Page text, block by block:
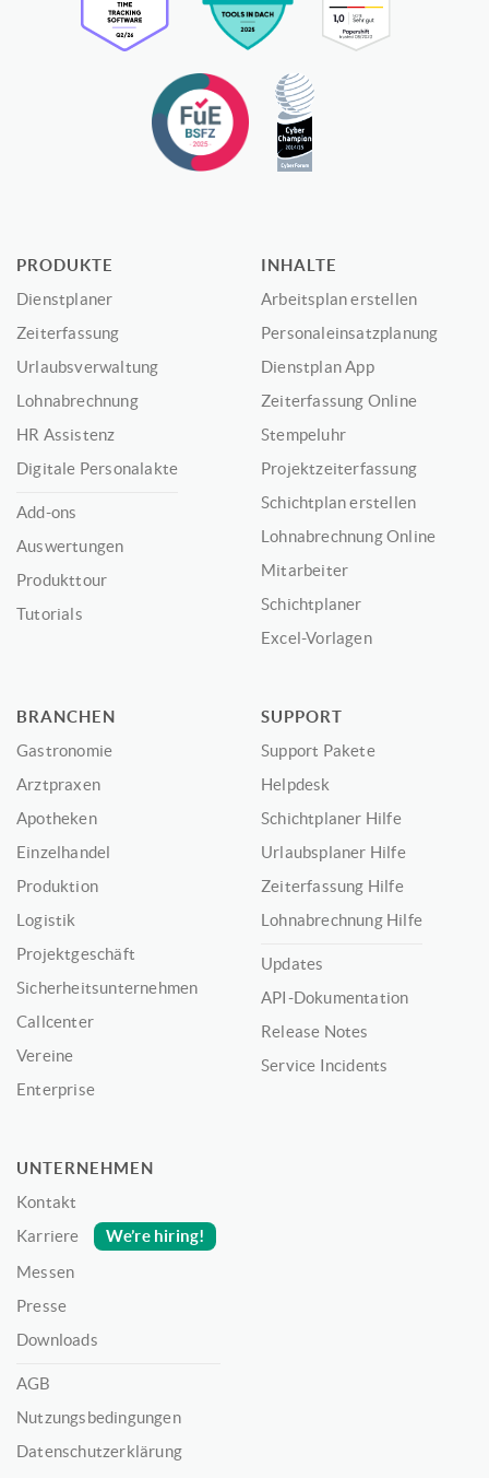
PRODUKTE
Dienstplaner
Zeiterfassung
Urlaubsverwaltung
Lohnabrechnung
HR Assistenz
Digitale Personalakte
Add-ons
Auswertungen
Produkttour
Tutorials
INHALTE
Arbeitsplan erstellen
Personaleinsatzplanung
Dienstplan App
Zeiterfassung Online
Stempeluhr
Projektzeiterfassung
Schichtplan erstellen
Lohnabrechnung Online
Mitarbeiter
Schichtplaner
Excel-Vorlagen
BRANCHEN
Gastronomie
Arztpraxen
Apotheken
Einzelhandel
Produktion
Logistik
Projektgeschäft
Sicherheitsunternehmen
Callcenter
Vereine
Enterprise
SUPPORT
Support Pakete
Helpdesk
Schichtplaner Hilfe
Urlaubsplaner Hilfe
Zeiterfassung Hilfe
Lohnabrechnung Hilfe
Updates
API-Dokumentation
Release Notes
Service Incidents
UNTERNEHMEN
Kontakt
Karriere
We’re hiring!
Messen
Presse
Downloads
AGB
Nutzungsbedingungen
Datenschutzerklärung